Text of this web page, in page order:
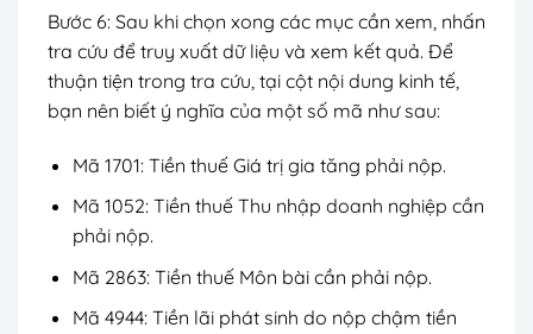
Bước 6: Sau khi chọn xong các mục cần xem, nhấn
tra cứu để truy xuất dữ liệu và xem kết quả. Để
thuận tiện trong tra cứu, tại cột nội dung kinh tế,
bạn nên biết ý nghĩa của một số mã như sau:
Mã 1701: Tiền thuế Giá trị gia tăng phải nộp.
Mã 1052: Tiền thuế Thu nhập doanh nghiệp cần
phải nộp.
Mã 2863: Tiền thuế Môn bài cần phải nộp.
Mã 4944: Tiền lãi phát sinh do nộp chậm tiền